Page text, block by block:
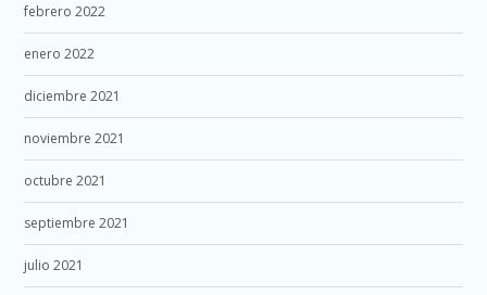
febrero 2022
enero 2022
diciembre 2021
noviembre 2021
octubre 2021
septiembre 2021
julio 2021